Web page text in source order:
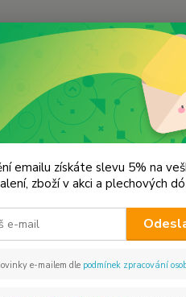
papričky mleté
mleté
emailu získáte slevu 5% na
zboží v akci a plechových
e-mailem dle podmínek zpracování